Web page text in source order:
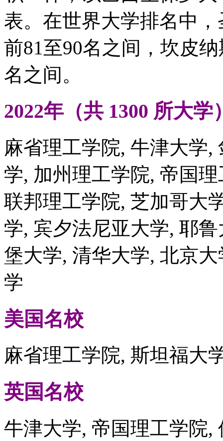
表。在世界大学排名中
前81至90名之间，坎皮
名之间。
2022年（共 1300 所大
麻省理工学院, 牛津大学,
学, 加州理工学院, 帝国
联邦理工学院, 芝加哥大
学, 宾夕法尼亚大学, 耶
堡大学, 清华大学, 北京
学
美国名校
麻省理工学院, 斯坦福大
英国名校
牛津大学, 帝国理工学院,